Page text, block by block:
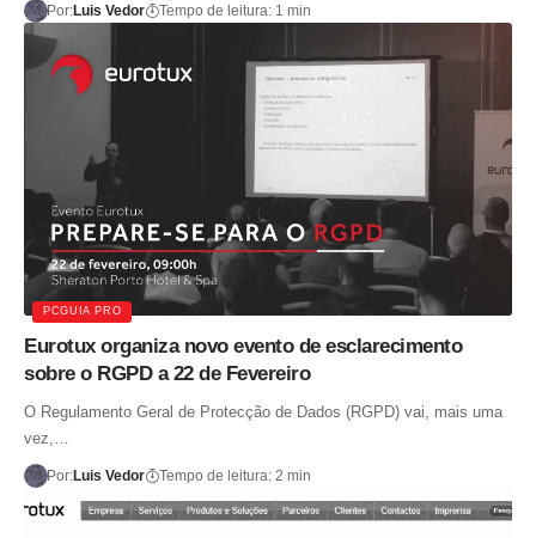
Por:Luis Vedor Tempo de leitura: 1 min
PCGUIA PRO
Eurotux organiza novo evento de esclarecimento
sobre o RGPD a 22 de Fevereiro
O Regulamento Geral de Protecção de Dados (RGPD) vai, mais uma
vez,…
Por:Luis Vedor Tempo de leitura: 2 min